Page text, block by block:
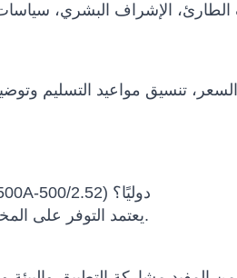
هل يمكن شحن SIASUN SR500A-500-2.52 (SR500A-500/2.52) دوليًا؟
يعتمد التوفر على المخزون والتكوين وسياسة الشركة المصنعة وبلد الوجهة.